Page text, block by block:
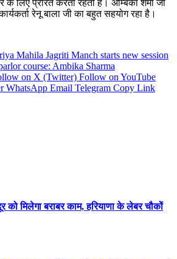
के लिए प्रेरित करती रहती हैं। अम्बिका शर्मा जी
रेनू बाला जी का बहुत सहयोग रहा है।
Mahila Jagriti Manch starts new session
course: Ambika Sharma
on X (Twitter) Follow on YouTube
WhatsApp Email Telegram Copy Link
मिलेगा बराबर काम, हरियाणा के लेबर चौकों